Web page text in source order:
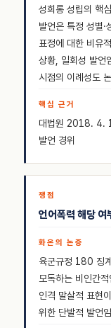
성희롱 성립의 핵
발언은 특정 성별·
표정에 대한 비유
상황, 일회성 발언
시점의 이례성도
대법원 2018. 4.
발언 경위
언어폭력 해당 여
육군규정 180 징
모독하는 비인간
인격 말살적 표현
위한 단발적 발언